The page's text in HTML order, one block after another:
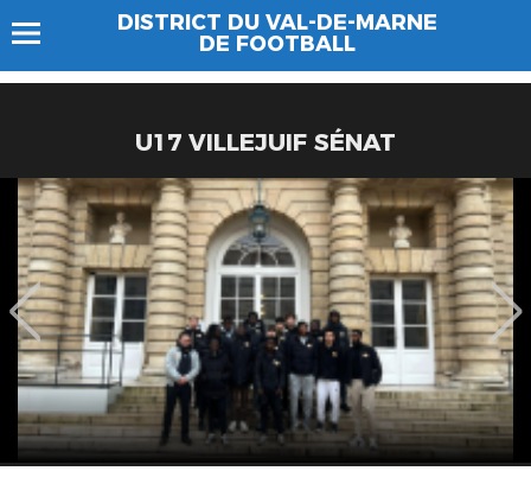
DISTRICT DU VAL-DE-MARNE
DE FOOTBALL
U17 VILLEJUIF SÉNAT